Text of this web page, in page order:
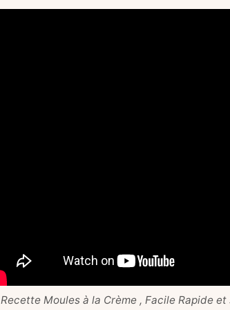
Recette Moules à la Crème , Facile Rapide